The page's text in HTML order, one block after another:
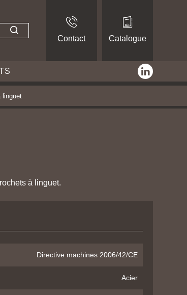
Contact Catalogue
linkedin
linguet
à linguet.
Directive machines 2006/42/CE
Acier